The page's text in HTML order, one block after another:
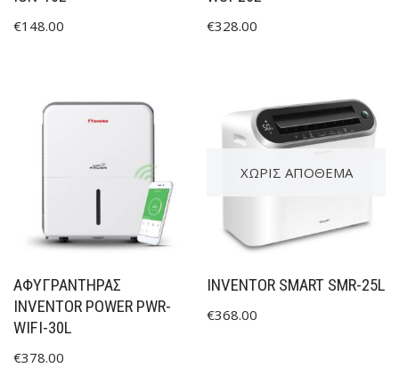
€148.00 €328.00
ΑΦΥΓΡΑΝΤΗΡΑΣ
INVENTOR POWER PWR-
WIFI-30L
€378.00
ΧΩΡΊΣ ΑΠΌΘΕΜΑ
INVENTOR SMART SMR-25L
€368.00